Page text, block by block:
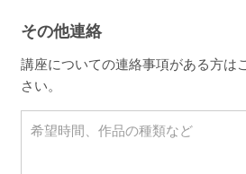
その他連絡
講座についての連絡事項がある方は
さい。